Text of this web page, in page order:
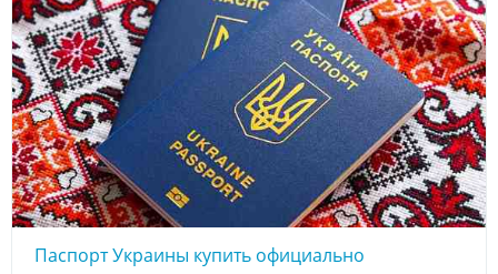
Паспорт Украины купить официально